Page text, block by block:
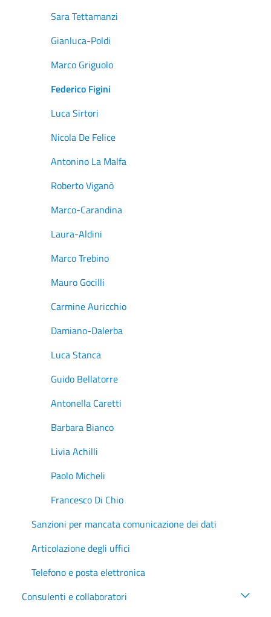
Sara Tettamanzi
Gianluca-Poldi
Marco Griguolo
Federico Figini
Luca Sirtori
Nicola De Felice
Antonino La Malfa
Roberto Viganò
Marco-Carandina
Laura-Aldini
Marco Trebino
Mauro Gocilli
Carmine Auricchio
Damiano-Dalerba
Luca Stanca
Guido Bellatorre
Antonella Caretti
Barbara Bianco
Livia Achilli
Paolo Micheli
Francesco Di Chio
Sanzioni per mancata comunicazione dei dati
Articolazione degli uffici
Telefono e posta elettronica
Consulenti e collaboratori